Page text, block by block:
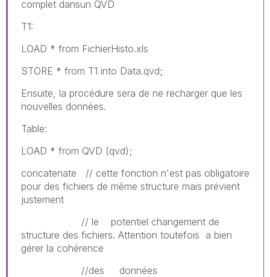
complet dansun QVD
T1:
LOAD * from FichierHisto.xls
STORE * from T1 into Data.qvd;
Ensuite, la procédure sera de ne recharger que les
nouvelles données.
Table:
LOAD * from QVD (qvd);
concatenate // cette fonction n'est pas obligatoire
pour des fichiers de même structure mais prévient
justement
// le potentiel changement de
structure des fichiers. Attention toutefois a bien
gérer la cohérence
//des données